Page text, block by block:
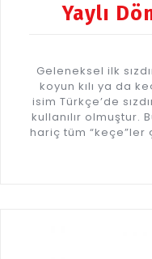
Yaylı
Geleneksel ilk
koyun kılı ya da
isim Türkçe’de
kullanılır olmuştur.
hariç tüm